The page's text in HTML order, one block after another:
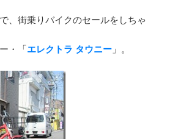
、街乗りバイクのセールをしちゃ
・「エレクトラ タウニー 」。